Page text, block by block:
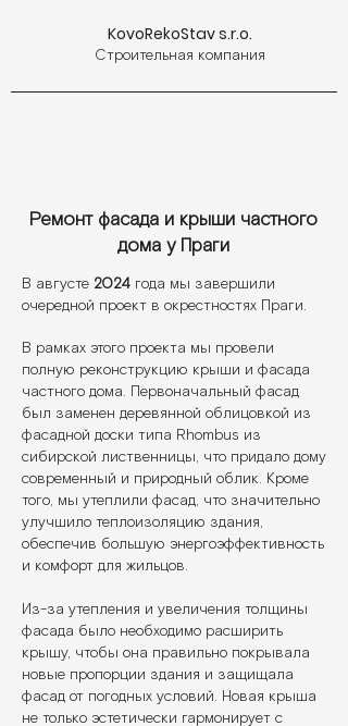
KovoRekoStav s.r.o.
Строительная компания
Ремонт фасада и крыши частного
дома у Праги
В августе 2024 года мы завершили
очередной проект в окрестностях Праги.
В рамках этого проекта мы провели
полную реконструкцию крыши и фасада
частного дома. Первоначальный фасад
был заменен деревянной облицовкой из
фасадной доски типа Rhombus из
сибирской лиственницы, что придало дому
современный и природный облик. Кроме
того, мы утеплили фасад, что значительно
улучшило теплоизоляцию здания,
обеспечив большую энергоэффективность
и комфорт для жильцов.
Из-за утепления и увеличения толщины
фасада было необходимо расширить
крышу, чтобы она правильно покрывала
новые пропорции здания и защищала
фасад от погодных условий. Новая крыша
не только эстетически гармонирует с